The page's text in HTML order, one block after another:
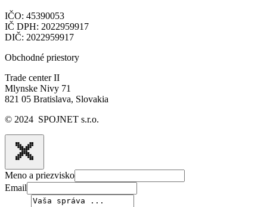
IČO: 45390053
IČ DPH: 2022959917
DIČ: 2022959917
Obchodné priestory
Trade center II
Mlynske Nivy 71
821 05 Bratislava, Slovakia
© 2024 SPOJNET s.r.o.
Meno a priezvisko
Email